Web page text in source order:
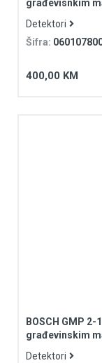
građevisnkim
Detektori
Šifra:
400,00 KM
BOSCH GMP
građevinskim
Detektori